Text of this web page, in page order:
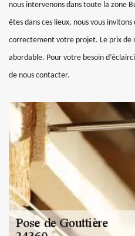
nous intervenons dans toute la zone
êtes dans ces lieux, nous vous
correctement votre projet. Le prix de
abordable. Pour votre besoin
de nous contacter.